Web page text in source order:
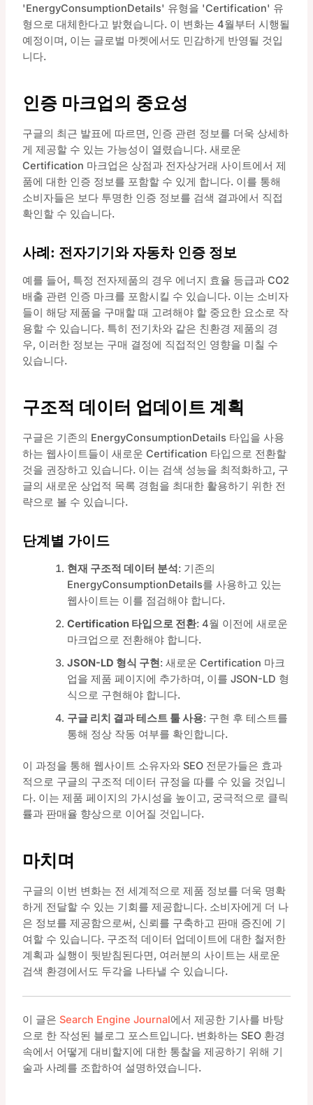
'EnergyConsumptionDetails' 유형을 'Certification' 유
형으로 대체한다고 밝혔습니다. 이 변화는 4월부터 시행될
예정이며, 이는 글로벌 마켓에서도 민감하게 반영될 것입
니다.
인증 마크업의 중요성
구글의 최근 발표에 따르면, 인증 관련 정보를 더욱 상세하
게 제공할 수 있는 가능성이 열렸습니다. 새로운
Certification 마크업은 상점과 전자상거래 사이트에서 제
품에 대한 인증 정보를 포함할 수 있게 합니다. 이를 통해
소비자들은 보다 투명한 인증 정보를 검색 결과에서 직접
확인할 수 있습니다.
사례: 전자기기와 자동차 인증 정보
예를 들어, 특정 전자제품의 경우 에너지 효율 등급과 CO2
배출 관련 인증 마크를 포함시킬 수 있습니다. 이는 소비자
들이 해당 제품을 구매할 때 고려해야 할 중요한 요소로 작
용할 수 있습니다. 특히 전기차와 같은 친환경 제품의 경
우, 이러한 정보는 구매 결정에 직접적인 영향을 미칠 수
있습니다.
구조적 데이터 업데이트 계획
구글은 기존의 EnergyConsumptionDetails 타입을 사용
하는 웹사이트들이 새로운 Certification 타입으로 전환할
것을 권장하고 있습니다. 이는 검색 성능을 최적화하고, 구
글의 새로운 상업적 목록 경험을 최대한 활용하기 위한 전
략으로 볼 수 있습니다.
단계별 가이드
현재 구조적 데이터 분석: 기존의
EnergyConsumptionDetails를 사용하고 있는
웹사이트는 이를 점검해야 합니다.
Certification 타입으로 전환: 4월 이전에 새로운
마크업으로 전환해야 합니다.
JSON-LD 형식 구현: 새로운 Certification 마크
업을 제품 페이지에 추가하며, 이를 JSON-LD 형
식으로 구현해야 합니다.
구글 리치 결과 테스트 툴 사용: 구현 후 테스트를
통해 정상 작동 여부를 확인합니다.
이 과정을 통해 웹사이트 소유자와 SEO 전문가들은 효과
적으로 구글의 구조적 데이터 규정을 따를 수 있을 것입니
다. 이는 제품 페이지의 가시성을 높이고, 궁극적으로 클릭
률과 판매율 향상으로 이어질 것입니다.
마치며
구글의 이번 변화는 전 세계적으로 제품 정보를 더욱 명확
하게 전달할 수 있는 기회를 제공합니다. 소비자에게 더 나
은 정보를 제공함으로써, 신뢰를 구축하고 판매 증진에 기
여할 수 있습니다. 구조적 데이터 업데이트에 대한 철저한
계획과 실행이 뒷받침된다면, 여러분의 사이트는 새로운
검색 환경에서도 두각을 나타낼 수 있습니다.
이 글은 Search Engine Journal에서 제공한 기사를 바탕
으로 한 작성된 블로그 포스트입니다. 변화하는 SEO 환경
속에서 어떻게 대비할지에 대한 통찰을 제공하기 위해 기
술과 사례를 조합하여 설명하였습니다.